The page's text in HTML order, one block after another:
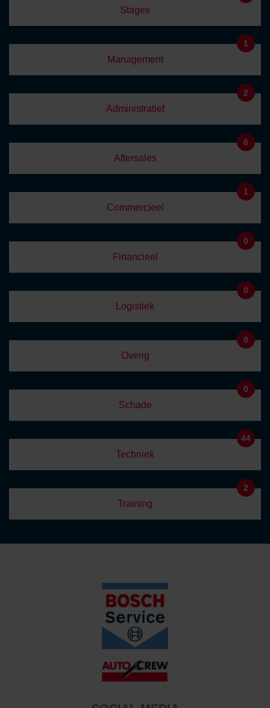
Stages
Management
1
Administratief
2
Aftersales
6
Commercieel
1
Financieel
0
Logistiek
0
Overig
0
Schade
0
Techniek
44
Training
2